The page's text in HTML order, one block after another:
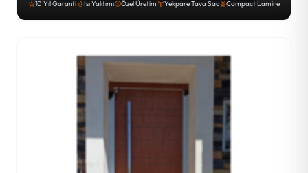
10 Yıl Garanti Isı Yalıtımı Özel Üretim Yekpare Tava Sac Compact Lamine